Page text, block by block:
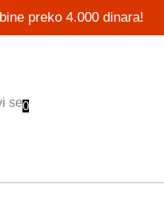
preko 4.000 dinara!
se0